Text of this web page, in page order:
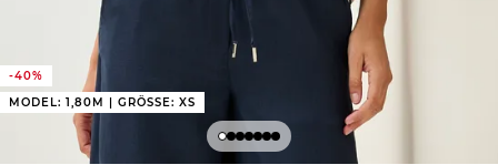
-40%
MODEL: 1,80M | GRÖSSE: XS